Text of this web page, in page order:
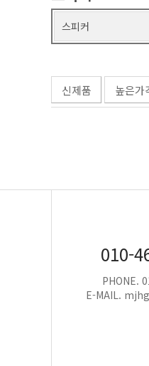
스피커
신제품 높은가
010-
PHONE.
E-MAIL.